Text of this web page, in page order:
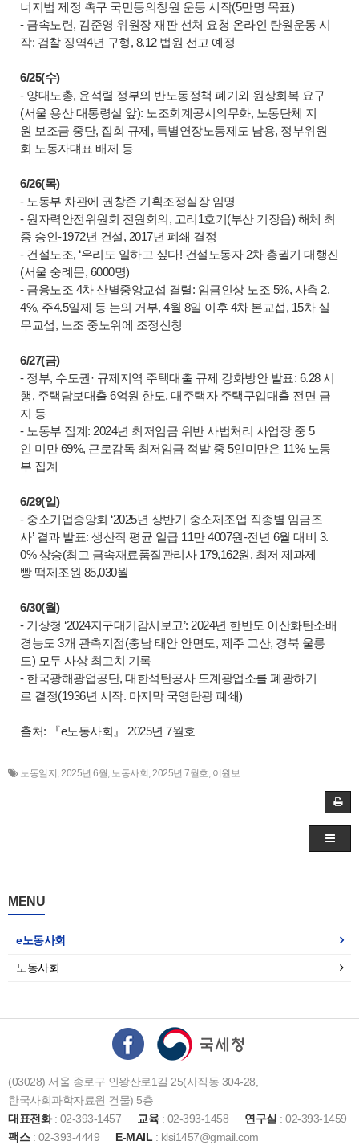
너지법 제정 촉구 국민동의청원 운동 시작(5만명 목표)
- 금속노련, 김준영 위원장 재판 선처 요청 온라인 탄원운동 시
작: 검찰 징역4년 구형, 8.12 법원 선고 예정
6/25(수)
- 양대노총, 윤석렬 정부의 반노동정책 폐기와 원상회복 요구
(서울 용산 대통령실 앞): 노조회계공시의무화, 노동단체 지
원 보조금 중단, 집회 규제, 특별연장노동제도 남용, 정부위원
회 노동자댸표 배제 등
6/26(목)
- 노동부 차관에 권창준 기획조정실장 임명
- 원자력안전위원회 전원회의, 고리1호기(부산 기장읍) 해체 최
종 승인-1972년 건설, 2017년 폐쇄 결정
- 건설노조, ‘우리도 일하고 싶다! 건설노동자 2차 총궐기 대행진
(서울 숭례문, 6000명)
- 금융노조 4차 산별중앙교섭 결렬: 임금인상 노조 5%, 사측 2.
4%, 주4.5일제 등 논의 거부, 4월 8일 이후 4차 본교섭, 15차 실
무교섭, 노조 중노위에 조정신청
6/27(금)
- 정부, 수도권· 규제지역 주택대출 규제 강화방안 발표: 6.28 시
행, 주택담보대출 6억원 한도, 대주택자 주택구입대출 전면 금
지 등
- 노동부 집계: 2024년 최저임금 위반 사법처리 사업장 중 5
인 미만 69%, 근로감독 최저임금 적발 중 5인미만은 11% 노동
부 집계
6/29(일)
- 중소기업중앙회 ‘2025년 상반기 중소제조업 직종별 임금조
사’ 결과 발표: 생산직 평균 일급 11만 4007원-전년 6월 대비 3.
0% 상승(최고 금속재료품질관리사 179,162원, 최저 제과제
빵 떡제조원 85,030월
6/30(월)
- 기상청 ‘2024지구대기감시보고’: 2024년 한반도 이산화탄소배
경농도 3개 관측지점(충남 태안 안면도, 제주 고산, 경북 울릉
도) 모두 사상 최고치 기록
- 한국광해광업공단, 대한석탄공사 도계광업소를 폐광하기
로 결정(1936년 시작. 마지막 국영탄광 폐쇄)
출처: 『e노동사회』 2025년 7월호
노동일지 ,2025년 6월, 노동사회 ,2025년 7월호, 이원보
MENU
e노동사회
노동사회
(03028) 서울 종로구 인왕산로1길 25(사직동 304-28,
한국사회과학자료원 건물) 5층
대표전화: 02-393-1457 교육: 02-393-1458 연구실 : 02-393-1459
팩스: 02-393-4449 E-MAIL : klsi1457@gmail.com